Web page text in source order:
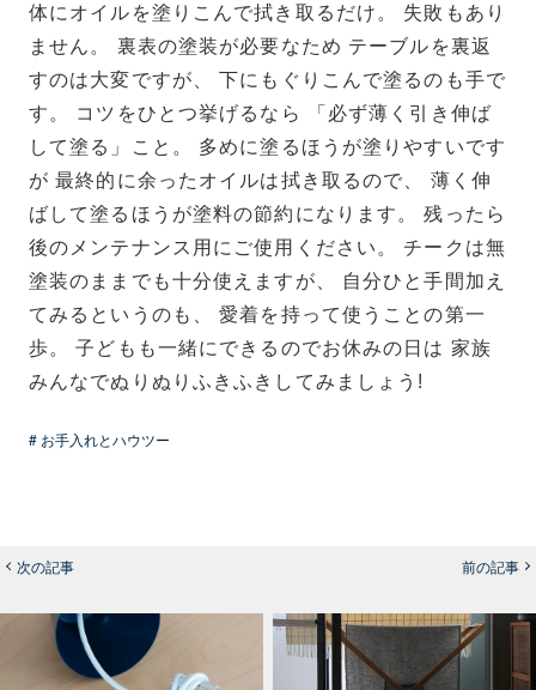
体にオイルを塗りこんで拭き取るだけ。 失敗もあり
ません。 裏表の塗装が必要なため テーブルを裏返
すのは大変ですが、 下にもぐりこんで塗るのも手で
す。 コツをひとつ挙げるなら 「必ず薄く引き伸ば
して塗る」こと。 多めに塗るほうが塗りやすいです
が 最終的に余ったオイルは拭き取るので、 薄く伸
ばして塗るほうが塗料の節約になります。 残ったら
後のメンテナンス用にご使用ください。 チークは無
塗装のままでも十分使えますが、 自分ひと手間加え
てみるというのも、 愛着を持って使うことの第一
歩。 子どもも一緒にできるのでお休みの日は 家族
みんなでぬりぬりふきふきしてみましょう!
# お手入れとハウツー
次の記事 前の記事